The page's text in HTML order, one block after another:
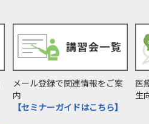
メール登録で関連情報をご案
内
【セミナーガイドはこちら】
医
生